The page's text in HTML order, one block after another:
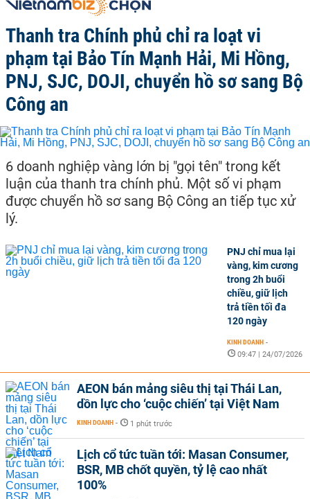
Thanh tra Chính phủ chỉ ra loạt vi
phạm tại Bảo Tín Mạnh Hải, Mi Hồng,
PNJ, SJC, DOJI, chuyển hồ sơ sang Bộ
Công an
6 doanh nghiệp vàng lớn bị "gọi tên" trong kết
luận của thanh tra chính phủ. Một số vi phạm
được chuyển hồ sơ sang Bộ Công an tiếp tục xử
lý.
PNJ chỉ mua lại
vàng, kim cương
trong 2h buổi
chiều, giữ lịch
trả tiền tối đa
120 ngày
KINH DOANH -
09:47 | 24/07/2026
AEON bán mảng siêu thị tại Thái Lan,
dồn lực cho ‘cuộc chiến’ tại Việt Nam
KINH DOANH - 1 phút trước
Lịch cổ tức tuần tới: Masan Consumer,
BSR, MB chốt quyền, tỷ lệ cao nhất
100%